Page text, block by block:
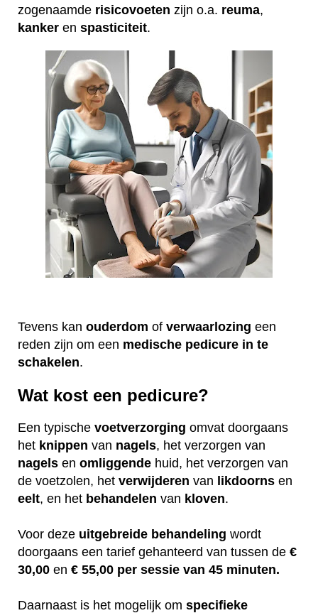
zogenaamde risicovoeten zijn o.a. reuma,
kanker en spasticiteit.
Tevens kan ouderdom of verwaarlozing een
reden zijn om een medische pedicure in te
schakelen.
Wat kost een pedicure?
Een typische voetverzorging omvat doorgaans
het knippen van nagels, het verzorgen van
nagels en omliggende huid, het verzorgen van
de voetzolen, het verwijderen van likdoorns en
eelt, en het behandelen van kloven.
Voor deze uitgebreide behandeling wordt
doorgaans een tarief gehanteerd van tussen de €
30,00 en € 55,00 per sessie van 45 minuten.
Daarnaast is het mogelijk om specifieke